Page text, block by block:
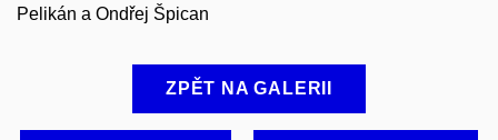
Pelikán a Ondřej Špican
ZPĚT NA GALERII